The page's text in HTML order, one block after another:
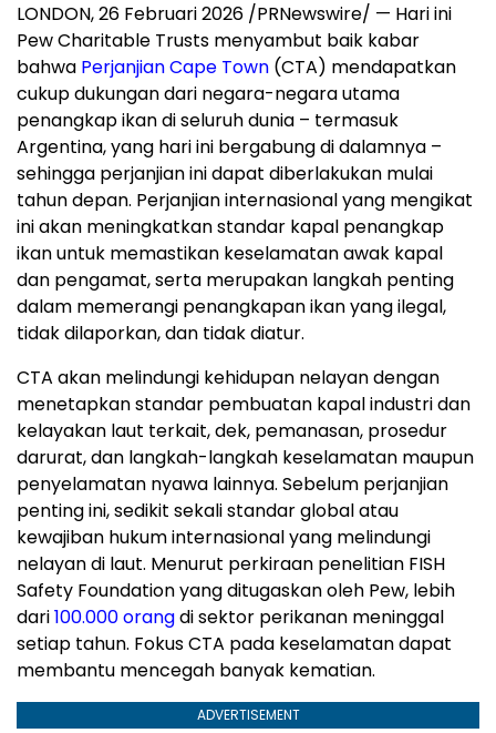
LONDON,26 Februari 2026 /PRNewswire/ — Hari ini
Pew Charitable Trusts menyambut baik kabar
bahwa Perjanjian Cape Town (CTA) mendapatkan
cukup dukungan dari negara-negara utama
penangkap ikan di seluruh dunia – termasuk
Argentina, yang hari ini bergabung di dalamnya –
sehingga perjanjian ini dapat diberlakukan mulai
tahun depan. Perjanjian internasional yang mengikat
ini akan meningkatkan standar kapal penangkap
ikan untuk memastikan keselamatan awak kapal
dan pengamat, serta merupakan langkah penting
dalam memerangi penangkapan ikan yang ilegal,
tidak dilaporkan, dan tidak diatur.
CTA akan melindungi kehidupan nelayan dengan
menetapkan standar pembuatan kapal industri dan
kelayakan laut terkait, dek, pemanasan, prosedur
darurat, dan langkah-langkah keselamatan maupun
penyelamatan nyawa lainnya. Sebelum perjanjian
penting ini, sedikit sekali standar global atau
kewajiban hukum internasional yang melindungi
nelayan di laut. Menurut perkiraan penelitian FISH
Safety Foundation yang ditugaskan oleh Pew, lebih
dari100.000 orangdi sektor perikanan meninggal
setiap tahun. Fokus CTA pada keselamatan dapat
membantu mencegah banyak kematian.
ADVERTISEMENT